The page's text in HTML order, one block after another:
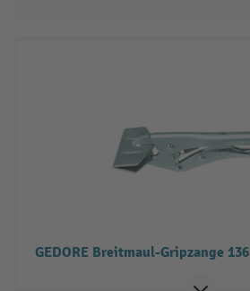
GEDORE Breitmaul-Gripzange 136